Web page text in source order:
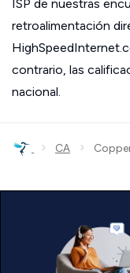
ISP de nuestras
retroalimentación
contrario, las
nacional.
› CA ›